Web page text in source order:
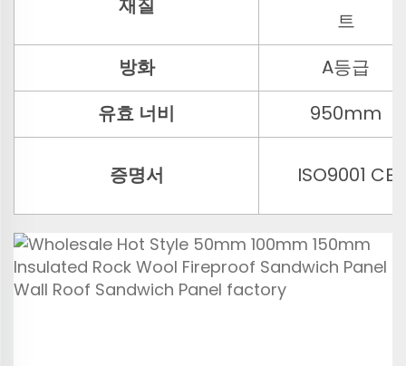
재질
트
방화
A등급
유효 너비
950mm
증명서 ISO9001 CE